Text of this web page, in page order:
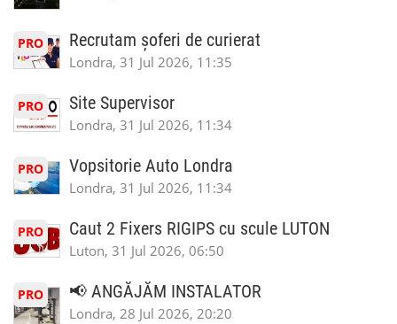
PRO Recrutam șoferi de curierat
Londra, 31 Jul 2026, 11:35
PRO Site Supervisor
Londra, 31 Jul 2026, 11:34
PRO Vopsitorie Auto Londra
Londra, 31 Jul 2026, 11:34
PRO Caut 2 Fixers RIGIPS cu scule LUTON
Luton, 31 Jul 2026, 06:50
PRO 📢 ANGĂJĂM INSTALATOR
Londra, 28 Jul 2026, 20:20